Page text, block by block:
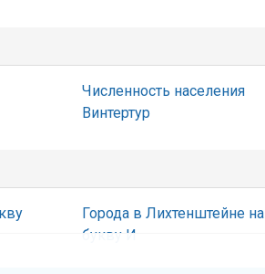
Численность населения
Винтертур
Города в Лихтенштейне на
букву И